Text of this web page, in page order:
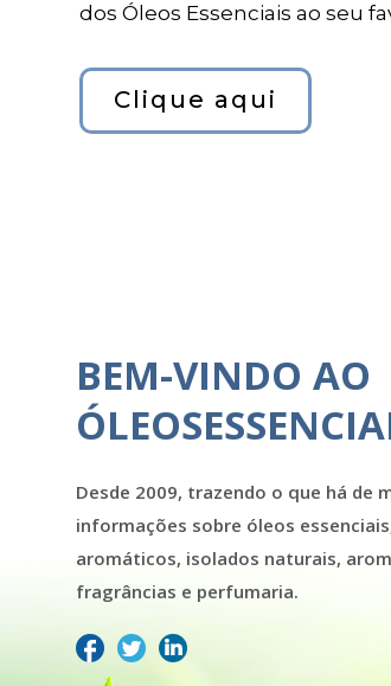
dos Óleos Essenciais ao seu
Clique aqui
BEM-VINDO AO
Desde 2009, trazendo o que há de
informações sobre óleos
aromáticos, isolados naturais,
fragrâncias e perfumaria.